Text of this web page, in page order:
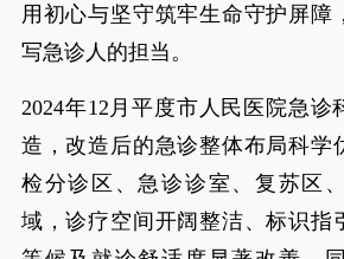
用初心与坚守筑牢生命守护屏障
写急诊人的担当。
2024年12月平度市人民医院急诊
造，改造后的急诊整体布局科学
检分诊区、急诊诊室、复苏区
域，诊疗空间开阔整洁、标识指